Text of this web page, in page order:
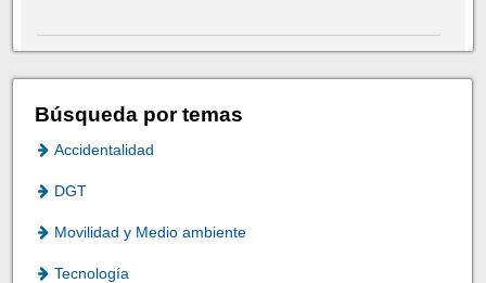
Búsqueda por temas
Accidentalidad
DGT
Movilidad y Medio ambiente
Tecnología